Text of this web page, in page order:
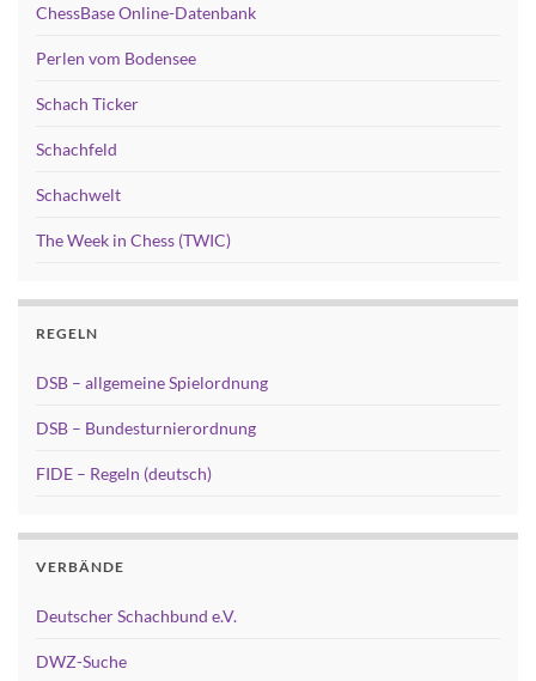
ChessBase Online-Datenbank
Perlen vom Bodensee
Schach Ticker
Schachfeld
Schachwelt
The Week in Chess (TWIC)
REGELN
DSB – allgemeine Spielordnung
DSB – Bundesturnierordnung
FIDE – Regeln (deutsch)
VERBÄNDE
Deutscher Schachbund e.V.
DWZ-Suche